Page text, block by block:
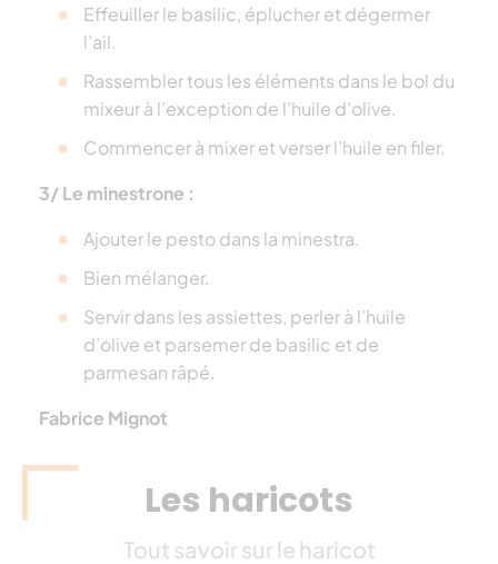
Effeuiller le basilic, éplucher et dégermer
l’ail.
Rassembler tous les éléments dans le bol du
mixeur à l’exception de l’huile d’olive.
Commencer à mixer et verser l’huile en filer.
3/ Le minestrone :
Ajouter le pesto dans la minestra.
Bien mélanger.
Servir dans les assiettes, perler à l’huile
d’olive et parsemer de basilic et de
parmesan râpé.
Fabrice Mignot
Les haricots
Tout savoir sur le haricot